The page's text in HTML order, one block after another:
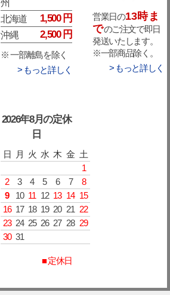
州
北海道 1,500 円
沖縄 2,500 円
※ 一部離島を除く
> もっと詳しく
営業日の13時ま
でのご注文で即日
発送いたします。
※一部商品除く。
> もっと詳しく
2026年8月の定休
日
日 月 火 水 木 金 土
1
2
3 4 5 6 7
8
9
10 11 12 13 14 15
16 17 18 19 20 21 22
23 24 25 26 27 28 29
30 31
■ 定休日